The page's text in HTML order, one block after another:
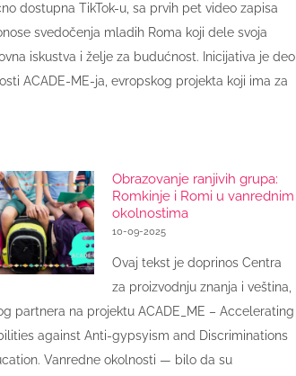
dostupna TikTok-u, sa prvih pet video zapisa
svedočenja mladih Roma koji dele svoja
iskustva i želje za budućnost. Inicijativa je deo
ACADE-ME-ja, evropskog projekta koji ima za
Obrazovanje ranjivih grupa:
Romkinje i Romi u vanrednim
okolnostima
10-09-2025
Ovaj tekst je doprinos Centra
za proizvodnju znanja i veština,
partnera na projektu ACADE_ME – Accelerating
against Anti-gypsyism and Discriminations
Vanredne okolnosti — bilo da su